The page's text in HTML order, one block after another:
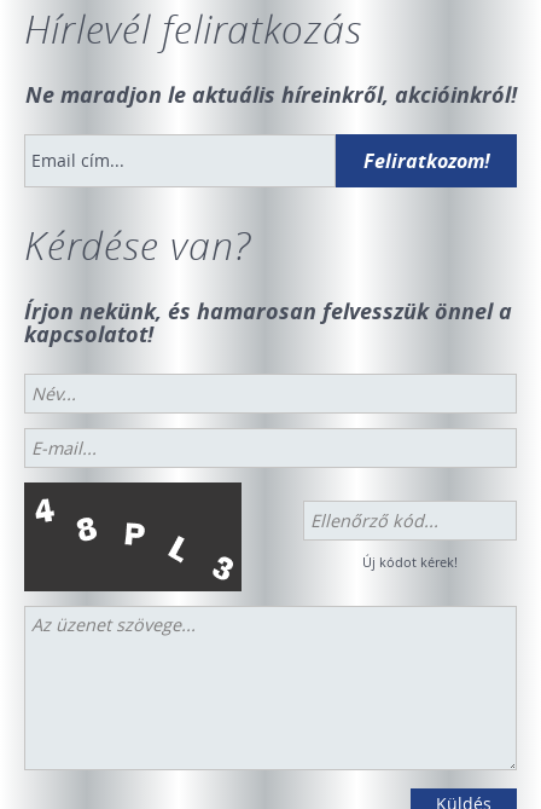
Hírlevél feliratkozás
Ne maradjon le aktuális híreinkről, akcióinkról!
Kérdése van?
Írjon nekünk, és hamarosan felvesszük önnel a
kapcsolatot!
Új kódot kérek!